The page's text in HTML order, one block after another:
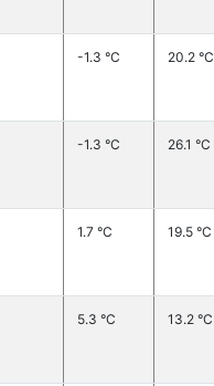
-1.3 °C 20.2 °C
-1.3 °C 26.1 °C
1.7 °C 19.5 °C
5.3 °C 13.2 °C